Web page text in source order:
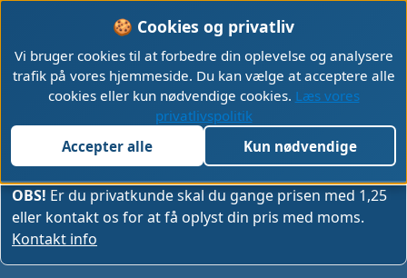
🍪 Cookies og privatliv
Vi bruger cookies til at forbedre din oplevelse og analysere
trafik på vores hjemmeside. Du kan vælge at acceptere alle
cookies eller kun nødvendige cookies. Læs vores
privatlivspolitik
Accepter alle
Kun nødvendige
Abook stationær PC priser og
konfiguration
Alle priser er ekskl. moms og fragt.
OBS! Er du privatkunde skal du gange prisen med 1,25
eller kontakt os for at få oplyst din pris med moms.
Kontakt info